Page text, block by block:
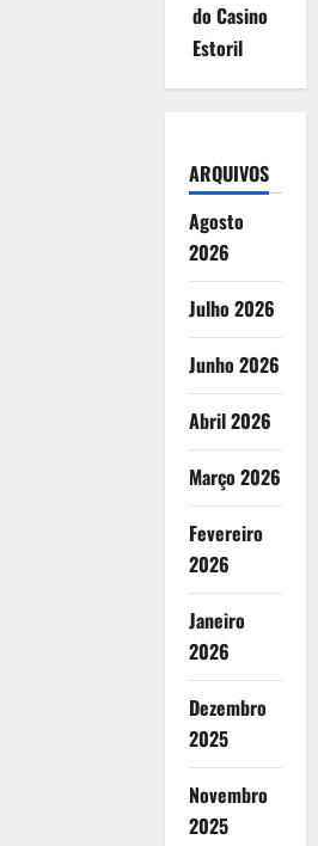
do Casino
Estoril
ARQUIVOS
Agosto
2026
Julho 2026
Junho 2026
Abril 2026
Março 2026
Fevereiro
2026
Janeiro
2026
Dezembro
2025
Novembro
2025